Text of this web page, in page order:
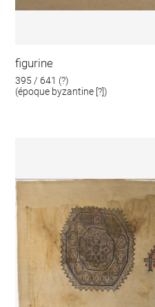
figurine
395 / 641 (?)
(époque byzantine [?])